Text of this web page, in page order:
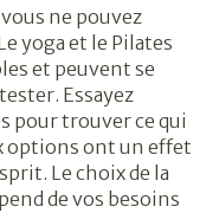
ne pouvez
yoga et le Pilates
et peuvent se
Essayez
pour trouver ce qui
options ont un effet
Le choix de la
de vos besoins